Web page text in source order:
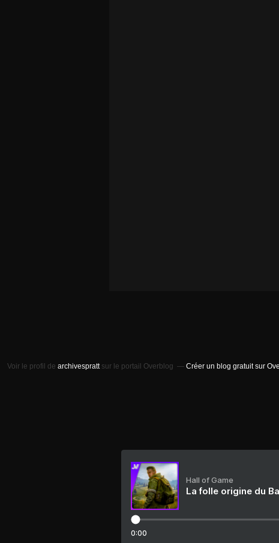
Voir le profil de archivesprattsur le portail Overblog Créer un blog gratuit sur
Hall of Game
La folle origine du
0:00